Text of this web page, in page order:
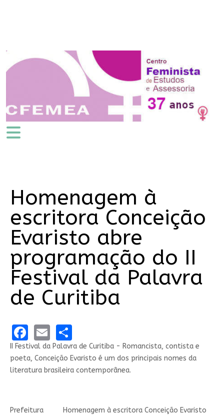
Homenagem à
escritora Conceição
Evaristo abre
programação do II
Festival da Palavra
de Curitiba
Facebook
EmailShare
II Festival da Palavra de Curitiba - Romancista, contista e
poeta, Conceição Evaristo é um dos principais nomes da
literatura brasileira contemporânea.
Prefeitura
Homenagem à escritora Conceição Evaristo